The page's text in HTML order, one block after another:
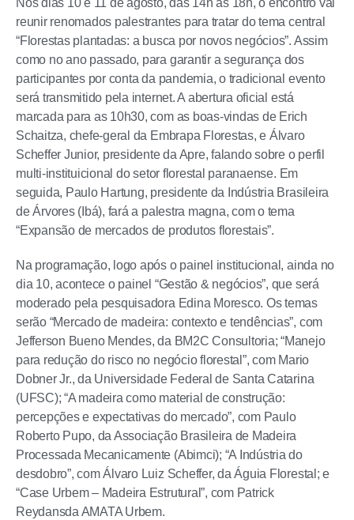
Nos dias 10 e 11 de agosto, das 14h às 18h, o encontro vai
reunir renomados palestrantes para tratar do tema central
“Florestas plantadas: a busca por novos negócios”. Assim
como no ano passado, para garantir a segurança dos
participantes por conta da pandemia, o tradicional evento
será transmitido pela internet. A abertura oficial está
marcada para as 10h30, com as boas-vindas de Erich
Schaitza, chefe-geral da Embrapa Florestas, e Álvaro
Scheffer Junior, presidente da Apre, falando sobre o perfil
multi-instituicional do setor florestal paranaense. Em
seguida, Paulo Hartung, presidente da Indústria Brasileira
de Árvores (Ibá), fará a palestra magna, com o tema
“Expansão de mercados de produtos florestais”.
Na programação, logo após o painel institucional, ainda no
dia 10, acontece o painel “Gestão & negócios”, que será
moderado pela pesquisadora Edina Moresco. Os temas
serão “Mercado de madeira: contexto e tendências”, com
Jefferson Bueno Mendes, da BM2C Consultoria; “Manejo
para redução do risco no negócio florestal”, com Mario
Dobner Jr., da Universidade Federal de Santa Catarina
(UFSC); “A madeira como material de construção:
percepções e expectativas do mercado”, com Paulo
Roberto Pupo, da Associação Brasileira de Madeira
Processada Mecanicamente (Abimci); “A Indústria do
desdobro”, com Álvaro Luiz Scheffer, da Águia Florestal; e
“Case Urbem – Madeira Estrutural”, com Patrick
Reydansda AMATA Urbem.